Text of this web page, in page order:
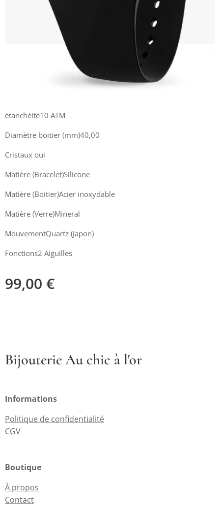
étanchéité10 ATM
Diamètre boitier (mm)40,00
Cristaux oui
Matière (Bracelet)Silicone
Matière (Boitier)Acier inoxydable
Matière (Verre)Mineral
MouvementQuartz (Japon)
Fonctions2 Aiguilles
99,00 €
Bijouterie Au chic à l'or
Informations
Politique de confidentialité
CGV
Boutique
À propos
Contact